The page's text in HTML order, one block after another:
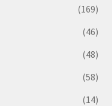
(169)
(46)
(48)
(58)
(14)